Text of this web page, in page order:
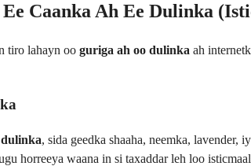
Caanka Ah Ee Dulinka
tiro lahayn oo guriga ah oo dulinka ah
, sida geedka shaaha, neemka, lavender,
horreeya waana in si taxaddar leh loo